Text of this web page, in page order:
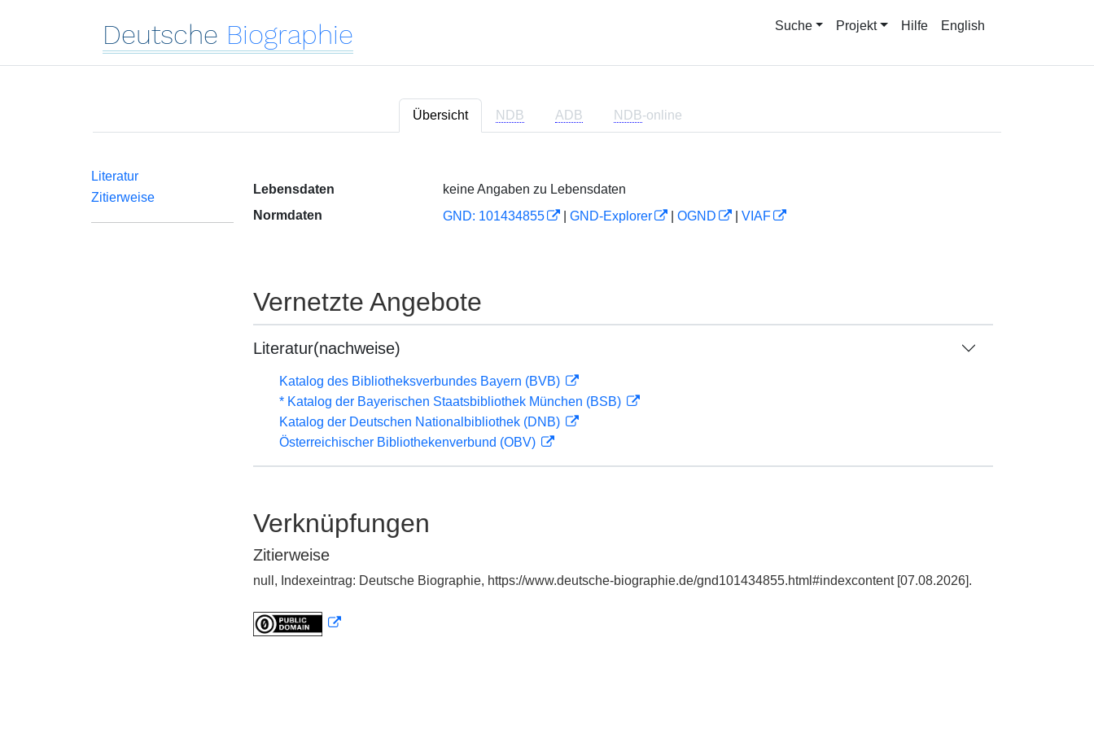
Deutsche Biographie Suche Projekt Hilfe English
Übersicht NDB ADB NDB-online
Literatur
Zitierweise
Lebensdaten
keine Angaben zu Lebensdaten
Normdaten
GND: 101434855 GND-Explorer OGND VIAF
Vernetzte Angebote
Literatur(nachweise)
Katalog des Bibliotheksverbundes Bayern (BVB)
* Katalog der Bayerischen Staatsbibliothek München (BSB)
Katalog der Deutschen Nationalbibliothek (DNB)
Österreichischer Bibliothekenverbund (OBV)
Verknüpfungen
Zitierweise
null, Indexeintrag: Deutsche Biographie, https://www.deutsche-biographie.de/gnd101434855.html#indexcontent [07.08.2026].